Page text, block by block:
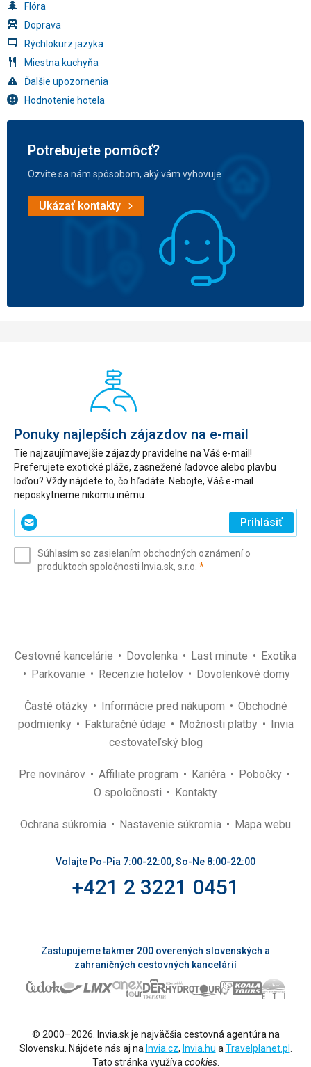
Flóra
Doprava
Rýchlokurz jazyka
Miestna kuchyňa
Ďalšie upozornenia
Hodnotenie hotela
Potrebujete pomôcť?
Ozvite sa nám spôsobom, aký vám vyhovuje
Ukázať kontakty
Ponuky najlepších zájazdov na e-mail
Tie najzaujímavejšie zájazdy pravidelne na Váš e-mail!
Preferujete exotické pláže, zasnežené ľadovce alebo plavbu
loďou? Vždy nájdete to, čo hľadáte. Nebojte, Váš e-mail
neposkytneme nikomu inému.
Zadajte
svoj
(povinné)
Prihlásiť
Súhlasím so zasielaním obchodných oznámení o
produktoch spoločnosti Invia.sk, s.r.o. *(povinné)
Cestovné kancelárie Dovolenka Last minute
Exotika
Parkovanie
Recenzie hotelov Dovolenkové domy
Časté otázky Informácie pred nákupom
Obchodné
podmienky
Fakturačné údaje Možnosti platby
Invia
cestovateľský blog
Pre novinárov Affiliate program Kariéra
Pobočky
O spoločnosti
Kontakty
Ochrana súkromia Nastavenie súkromia Mapa webu
Volajte Po-Pia 7:00-22:00, So-Ne 8:00-22:00
+421 2 3221 0451
Zastupujeme takmer 200 overených slovenských a
zahraničných cestovných kancelárií
© 2000–2026. Invia.sk je najväčšia cestovná agentúra na
Slovensku. Nájdete nás aj na Invia.cz, Invia.hu a Travelplanet.pl
Tato stránka využíva cookies.